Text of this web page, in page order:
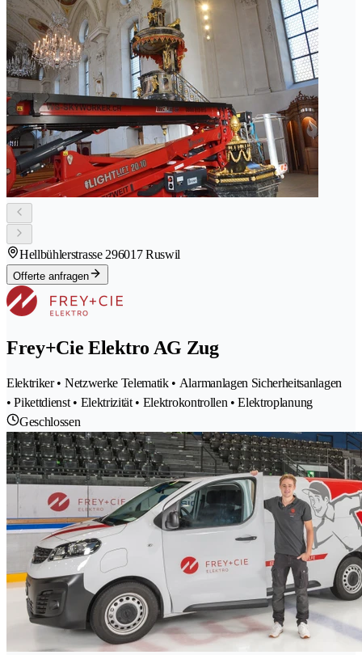
Hellbühlerstrasse 296017 Ruswil
Offerte anfragen
Frey+Cie Elektro AG Zug
Elektriker • Netzwerke Telematik • Alarmanlagen Sicherheitsanlagen
• Pikettdienst • Elektrizität • Elektrokontrollen • Elektroplanung
Geschlossen